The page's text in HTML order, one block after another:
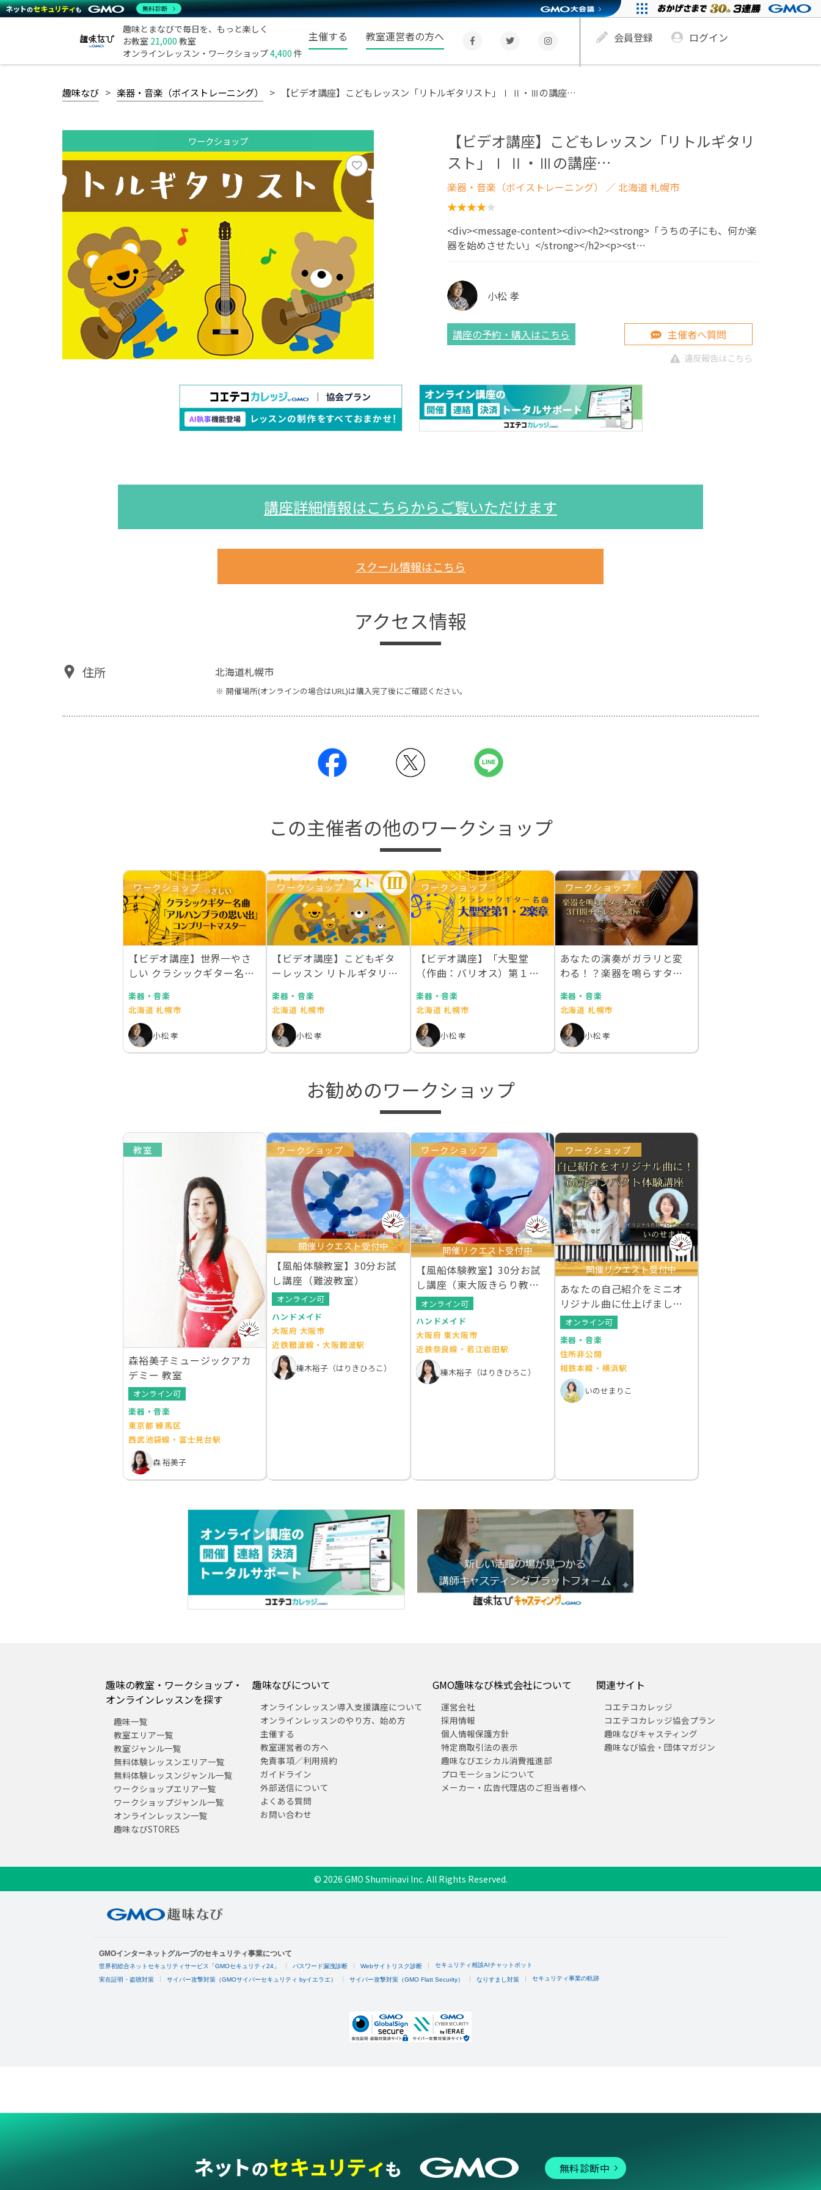
趣味とまなびで毎日を、もっと楽しく
お教室 21,000 教室
オンラインレッスン・ワークショップ4,400 件
主催する 教室運営者の方へ 会員登録 ログイン
趣味なび 楽器・音楽（ボイストレーニング） 【ビデオ講座】こどもレッスン「リトルギタリスト」Ⅰ Ⅱ・Ⅲの講座…
ワークショップ
【ビデオ講座】こどもレッスン「リトルギタリ
スト」Ⅰ Ⅱ・Ⅲの講座…
楽器・音楽（ボイストレーニング） ／ 北海道 札幌市
<div><message-content><div><h2><strong>「うちの子にも、何か楽
器を始めさせたい」</strong></h2><p><st…
小松 孝
講座の予約・購入はこちら 主催者へ質問
違反報告はこちら
講座詳細情報はこちらからご覧いただけます
スクール情報はこちら
アクセス情報
住所 北海道札幌市
開催場所(オンラインの場合はURL)は購入完了後にご確認ください。
この主催者の他のワークショップ
ワークショップ
【ビデオ講座】世界一やさ
しい クラシックギター名曲
楽器・音楽
北海道 札幌市
小松 孝
ワークショップ
【ビデオ講座】こどもギタ
ーレッスン リトルギタリス
楽器・音楽
北海道 札幌市
小松 孝
ワークショップ
【ビデオ講座】「大聖堂
（作曲：バリオス）第１・
楽器・音楽
北海道 札幌市
小松 孝
ワークショップ
あなたの演奏がガラリと変
わる！？楽器を鳴らすタッ
楽器・音楽
北海道 札幌市
小松 孝
お勧めのワークショップ
教室
森裕美子ミュージックアカ
デミー 教室
オンライン可
楽器・音楽
東京都 練馬区
西武池袋線・富士見台駅
森 裕美子
ワークショップ
開催リクエスト受付中
【風船体験教室】30分お試
し講座（難波教室）
オンライン可
ハンドメイド
大阪府 大阪市
近鉄難波線・大阪難波駅
榛木裕子（はりきひろこ）
ワークショップ
開催リクエスト受付中
【風船体験教室】30分お試
し講座（東大阪きらり教
室）
オンライン可
ハンドメイド
大阪府 東大阪市
近鉄奈良線・若江岩田駅
榛木裕子（はりきひろこ）
ワークショップ
開催リクエスト受付中
あなたの自己紹介をミニオ
リジナル曲に仕上げましょ
う！
オンライン可
楽器・音楽
住所非公開
相鉄本線・横浜駅
いのせまりこ
趣味の教室・ワークショップ・
オンラインレッスンを探す
趣味一覧
教室エリア一覧
教室ジャンル一覧
無料体験レッスンエリア一覧
無料体験レッスンジャンル一覧
ワークショップエリア一覧
ワークショップジャンル一覧
オンラインレッスン一覧
趣味なびSTORES
趣味なびについて
オンラインレッスン導入支援講座について
オンラインレッスンのやり方、始め方
主催する
教室運営者の方へ
免責事項／利用規約
ガイドライン
外部送信について
よくある質問
お問い合わせ
GMO趣味なび株式会社について
運営会社
採用情報
個人情報保護方針
特定商取引法の表示
趣味なびエシカル消費推進部
プロモーションについて
メーカー・広告代理店のご担当者様へ
関連サイト
コエテコカレッジ
コエテコカレッジ協会プラン
趣味なびキャスティング
趣味なび協会・団体マガジン
© 2026 GMO Shuminavi Inc. All Rights Reserved.
無料診断中
無料診断